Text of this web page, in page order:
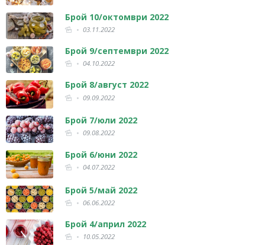
Брой 10/октомври 2022
03.11.2022
Брой 9/септември 2022
04.10.2022
Брой 8/август 2022
09.09.2022
Брой 7/юли 2022
09.08.2022
Брой 6/юни 2022
04.07.2022
Брой 5/май 2022
06.06.2022
Брой 4/април 2022
10.05.2022